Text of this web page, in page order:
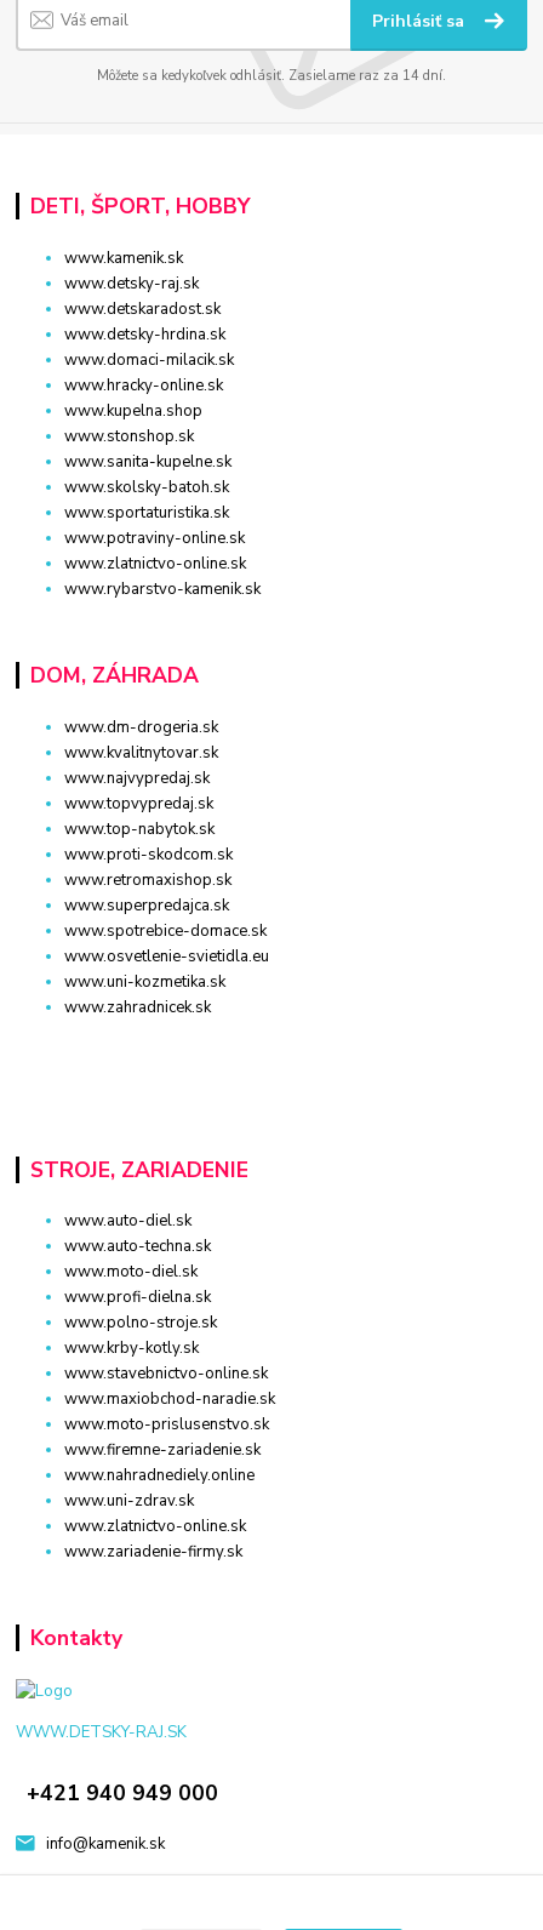
Prihlásiť sa
Môžete sa kedykoľvek odhlásiť. Zasielame raz za 14 dní.
DETI, ŠPORT, HOBBY
www.kamenik.sk
www.detsky-raj.sk
www.detskaradost.sk
www.detsky-hrdina.sk
www.domaci-milacik.sk
www.hracky-online.sk
www.kupelna.shop
www.stonshop.sk
www.sanita-kupelne.sk
www.skolsky-batoh.sk
www.sportaturistika.sk
www.potraviny-online.sk
www.zlatnictvo-online.sk
www.rybarstvo-kamenik.sk
DOM, ZÁHRADA
www.dm-drogeria.sk
www.kvalitnytovar.sk
www.najvypredaj.sk
www.topvypredaj.sk
www.top-nabytok.sk
www.proti-skodcom.sk
www.retromaxishop.sk
www.superpredajca.sk
www.spotrebice-domace.sk
www.osvetlenie-svietidla.eu
www.uni-kozmetika.sk
www.zahradnicek.sk
STROJE, ZARIADENIE
www.auto-diel.sk
www.auto-techna.sk
www.moto-diel.sk
www.profi-dielna.sk
www.polno-stroje.sk
www.krby-kotly.sk
www.stavebnictvo-online.sk
www.maxiobchod-naradie.sk
www.moto-prislusenstvo.sk
www.firemne-zariadenie.sk
www.nahradnediely.online
www.uni-zdrav.sk
www.zlatnictvo-online.sk
www.zariadenie-firmy.sk
Kontakty
WWW.DETSKY-RAJ.SK
+421 940 949 000
info@kamenik.sk